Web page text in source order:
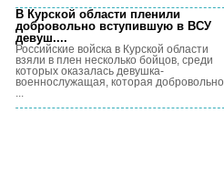
В Курской области пленили
добровольно вступившую в ВСУ
девуш....
Российские войска в Курской области
взяли в плен несколько бойцов, среди
которых оказалась девушка-
военнослужащая, которая добровольно
...